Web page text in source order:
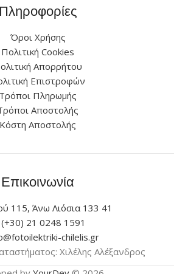
Πληροφορίες
Όροι Χρήσης
Πολιτική Cookies
Απορρήτου
Επιστροφών
Τρόποι Πληρωμής
Αποστολής
Κόστη Αποστολής
Επικοινωνία
115, Άνω Λιόσια 133 41
(+30) 21 0248 1591
chilelis.gr
Χιλέλης Αλέξανδρος